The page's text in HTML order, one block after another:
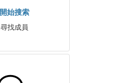
開始搜索
尋找成員